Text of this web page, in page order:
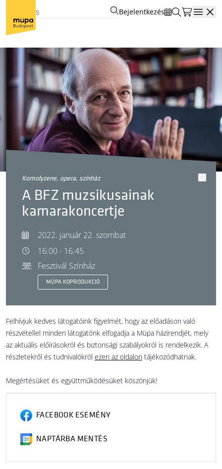
Bejelentkezés
komolyzene, opera, színház
A BFZ muzsikusainak
kamarakoncertje
2022. január 22. szombat
16:00 - 16:45
Fesztivál Színház
MÜPA KOPRODUKCIÓ
Felhívjuk kedves látogatóink figyelmét, hogy az előadáson való
részvétellel minden látogatónk elfogadja a Müpa házirendjét, mely
az aktuális előírásokról és biztonsági szabályokról is rendelkezik. A
részletekről és tudnivalókról ezen az oldalon tájékozódhatnak.
Megértésüket és együttműködésüket köszönjük!
FACEBOOK ESEMÉNY
NAPTÁRBA MENTÉS